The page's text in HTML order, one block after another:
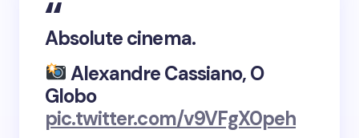
Absolute cinema.
Alexandre Cassiano, O
Globo
pic.twitter.com/v9VFgX0peh